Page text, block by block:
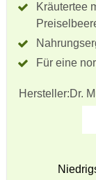
Kräutertee
Für eine
Hersteller:Dr.